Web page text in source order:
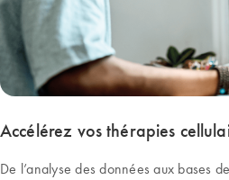
Accélérez vos thérapies
De l’analyse des données aux bases